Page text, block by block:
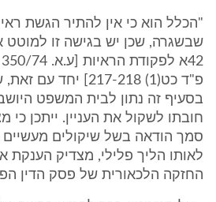
"הכלל הוא כי אין להתיר הגשת
שבשגרה, שכן יש בגישה זו
פ"ד כט(1) 217-218]
בסעיף זה נתון לבית המשפט
חובתו לשקול את העניין. ייתכן
סמך הודאה בשל שיקולים
לאותו הליך פלילי, מצדיק
החזקה הלכאורית של פסק הדין